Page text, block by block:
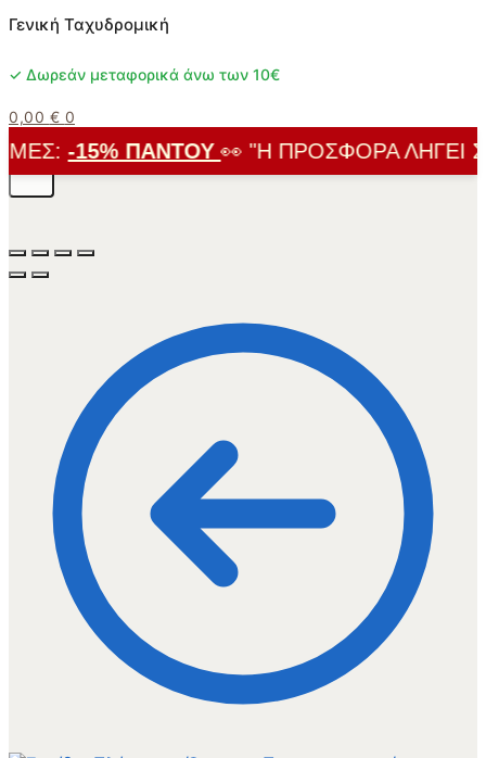
Γενική Ταχυδρομική
✓ Δωρεάν μεταφορικά άνω των 10€
0,00 € 0
-15% ΠΑΝΤΟΎ👀 "Η ΠΡΟΣΦΟΡΆ ΛΉΓΕΙ